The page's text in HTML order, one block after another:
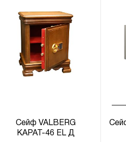
Сейф VALBERG
КАРАТ-46 EL Д